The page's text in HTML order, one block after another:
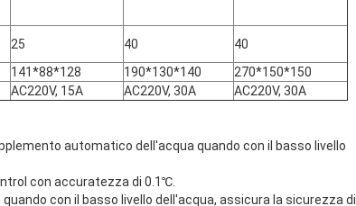
25 40
40
141*88*128 190*130*140
270*150*150
AC220V, 15A AC220V, 30A AC220V, 30A
automatico dell'acqua quando con il basso livello
con accuratezza di 0.1℃.
con il basso livello dell'acqua, assicura la sicurezza di